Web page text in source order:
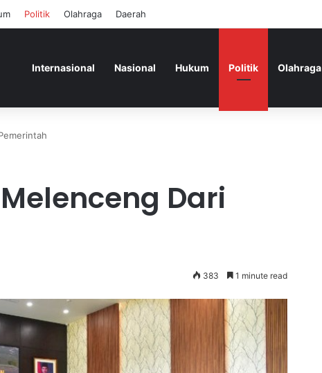
Politik Olahraga Daerah
Internasional Nasional Hukum Politik Olahraga
Dari
383 1 minute read